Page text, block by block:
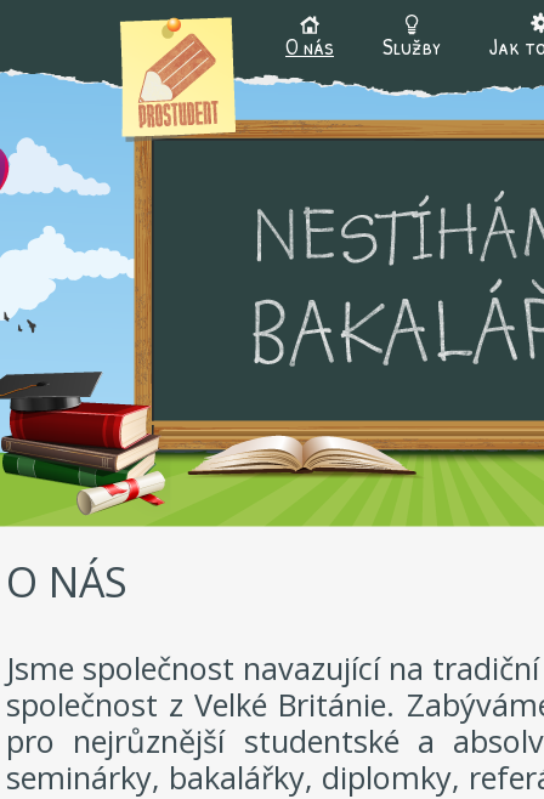
Hlavní menu
O nás Služby Jak
O NÁS
Jsme společnost navazující na
společnost z Velké Británie.
pro nejrůznější studentské a
seminárky, bakalářky, diplomky,